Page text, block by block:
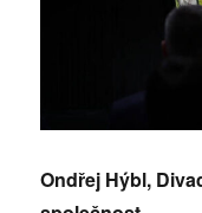
Ondřej Hýbl,